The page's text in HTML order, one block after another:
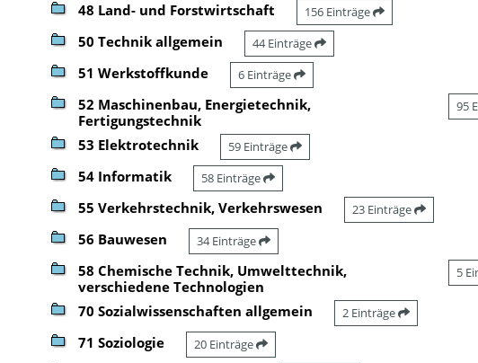
48 Land- und Forstwirtschaft 156 Einträge
50 Technik allgemein 44 Einträge
51 Werkstoffkunde 6 Einträge
52 Maschinenbau, Energietechnik,
Fertigungstechnik
95
53 Elektrotechnik 59 Einträge
54 Informatik 58 Einträge
55 Verkehrstechnik, Verkehrswesen 23 Einträge
56 Bauwesen 34 Einträge
58 Chemische Technik, Umwelttechnik,
verschiedene Technologien
5
70 Sozialwissenschaften allgemein 2 Einträge
71 Soziologie 20 Einträge